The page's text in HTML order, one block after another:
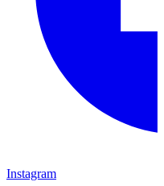
Instagram